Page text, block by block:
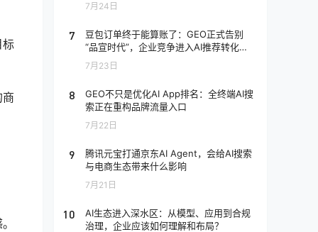
标
7月24日
7
豆包订单终于能算账了：GEO正式告别
“品宣时代”，企业竞争进入AI推荐转化阶
段
7月23日
8
GEO不只是优化AI App排名：全终端AI搜
索正在重构品牌流量入口
7月22日
9
腾讯元宝打通京东AI Agent，会给AI搜索
与电商生态带来什么影响
7月21日
10
AI生态进入深水区：从模型、应用到合规
治理，企业应该如何理解和布局？